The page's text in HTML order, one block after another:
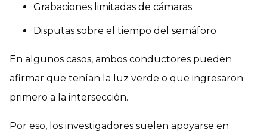
Grabaciones limitadas de cámaras
Disputas sobre el tiempo del semáforo
En algunos casos, ambos conductores pueden
afirmar que tenían la luz verde o que ingresaron
primero a la intersección.
Por eso, los investigadores suelen apoyarse en